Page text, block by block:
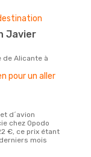
pour un aller
chez Opodo
€, ce prix étant
mois